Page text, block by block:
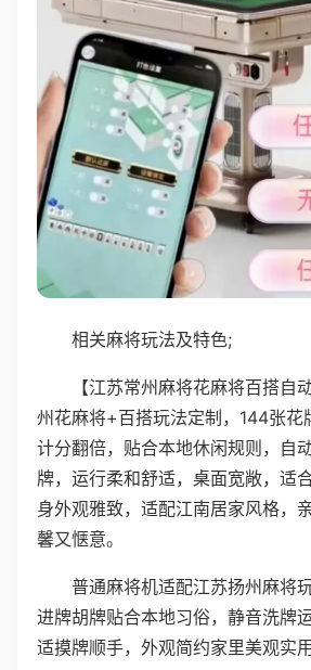
相关麻将玩法及特色;
【江苏常州麻将花麻将百搭自
州花麻将+百搭玩法定制，144张花
计分翻倍，贴合本地休闲规则，自
牌，运行柔和舒适，桌面宽敞，适
身外观雅致，适配江南居家风格，
馨又惬意。
普通麻将机适配江苏扬州麻将
进牌胡牌贴合本地习俗，静音洗牌
适摸牌顺手，外观简约家里美观实用